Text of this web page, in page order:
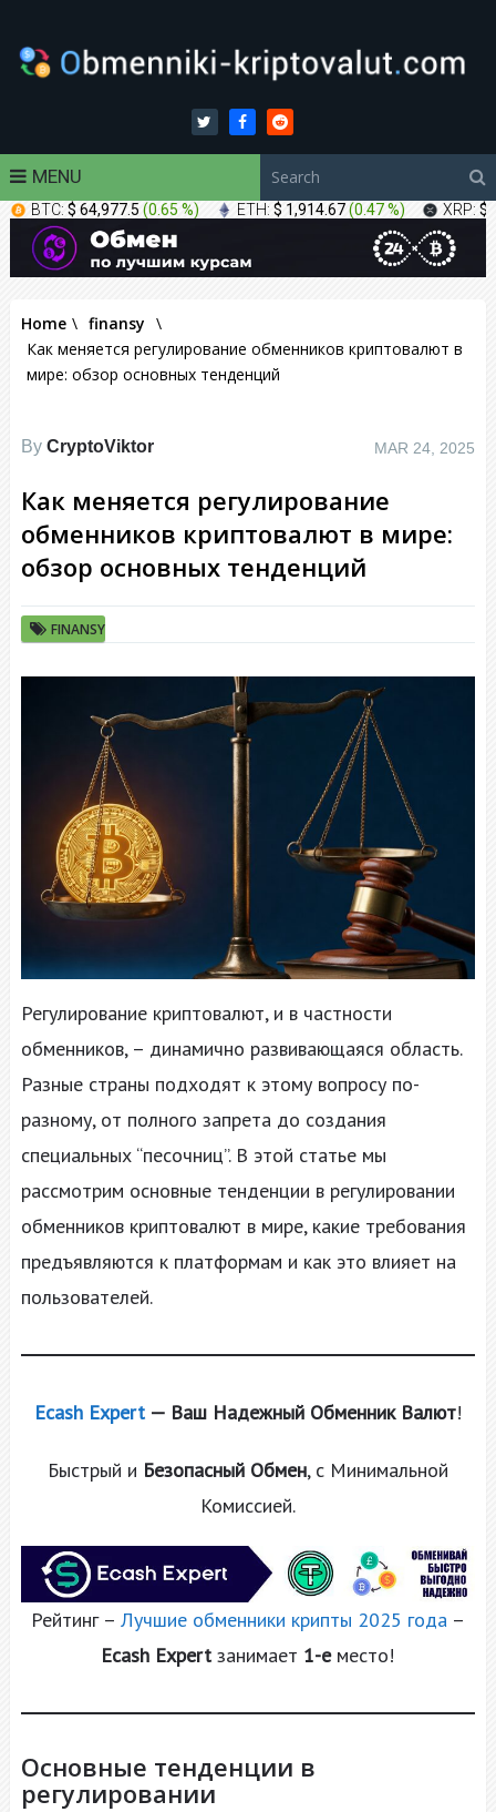
MENU
BTC: $ 64,977.5 (0.65 %) ETH: $ 1,914.67(0.47 %) XRP: $
Home \ finansy \
Как меняется регулирование обменников криптовалют в
мире: обзор основных тенденций
By CryptoViktor MAR 24, 2025
Как меняется регулирование
обменников криптовалют в мире:
обзор основных тенденций
FINANSY
Регулирование криптовалют, и в частности
обменников, – динамично развивающаяся область.
Разные страны подходят к этому вопросу по-
разному, от полного запрета до создания
специальных “песочниц”. В этой статье мы
рассмотрим основные тенденции в регулировании
обменников криптовалют в мире, какие требования
предъявляются к платформам и как это влияет на
пользователей.
Ecash Expert— Ваш Надежный Обменник Валют!
Быстрый и Безопасный Обмен, с Минимальной
Комиссией.
Рейтинг – Лучшие обменники крипты 2025 года–
Ecash Expert занимает 1-еместо!
Основные тенденции в
регулировании